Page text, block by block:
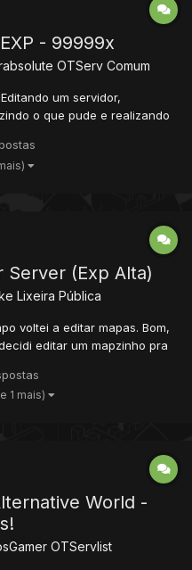
- 99999x
OTServ Comum
um servidor,
o que pude e realizando
mais! Ele está show de
Server (Exp Alta)
Lixeira Pública
voltei a editar mapas. Bom,
editar um mapzinho pra
neh kkk). Entao
(se porem o...
1 mais)
World -
OTServlist